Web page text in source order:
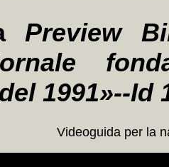
Preview
1991»--Id
Videoguida per la